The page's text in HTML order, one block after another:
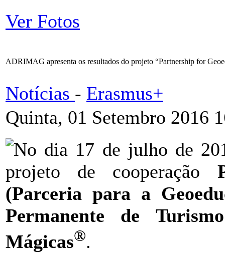
Ver Fotos
ADRIMAG apresenta os resultados do projeto “Partnership for
Notícias - Erasmus+
Quinta, 01 Setembro 2016
No dia 17 de julho de
projeto de cooperação
(Parceria para a
Permanente de
Mágicas®.